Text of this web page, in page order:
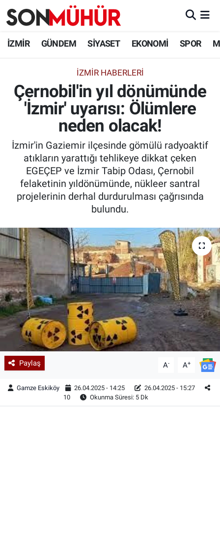
İZMİR GÜNDEM SİYASET EKONOMİ SPOR
İZMIR HABERLERI
Çernobil'in yıl dönümünde
'İzmir' uyarısı: Ölümlere
neden olacak!
İzmir'in Gaziemir ilçesinde gömülü radyoaktif
atıkların yarattığı tehlikeye dikkat çeken
EGEÇEP ve İzmir Tabip Odası, Çernobil
felaketinin yıldönümünde, nükleer santral
projelerinin derhal durdurulması çağrısında
bulundu.
Paylaş A- A+
Gamze Eskiköy 26.04.2025 - 14:25
26.04.2025 - 15:27
10
Okunma Süresi: 5 Dk
İzmir Nöbetçi Eczaneler
İzmir Namaz Vakitleri
İzmir Trafik Yoğunluk Haritası
Tüm Manşetler
Son Dakika Haberleri